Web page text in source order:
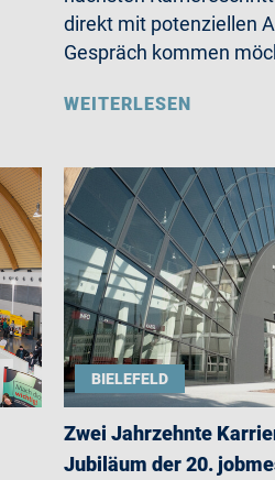
direkt mit potenziellen
Gespräch kommen
WEITERLESEN
BIELEFELD
Zwei Jahrzehnte
Jubiläum der 20.